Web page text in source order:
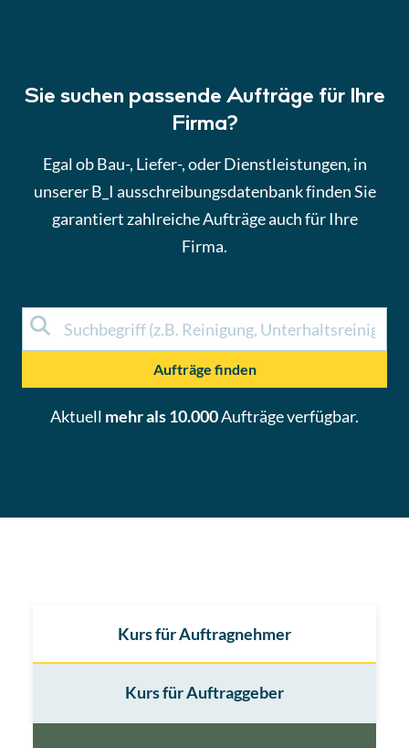
Sie suchen passende Aufträge für Ihre
Firma?
Egal ob Bau-, Liefer-, oder Dienstleistungen, in
unserer B_I ausschreibungsdatenbank finden Sie
garantiert zahlreicheAufträgeauch für Ihre
Firma.
Aufträge finden
Aktuell mehr als 10.000Aufträgeverfügbar.
Kurs für Auftragnehmer
Kurs für Auftraggeber